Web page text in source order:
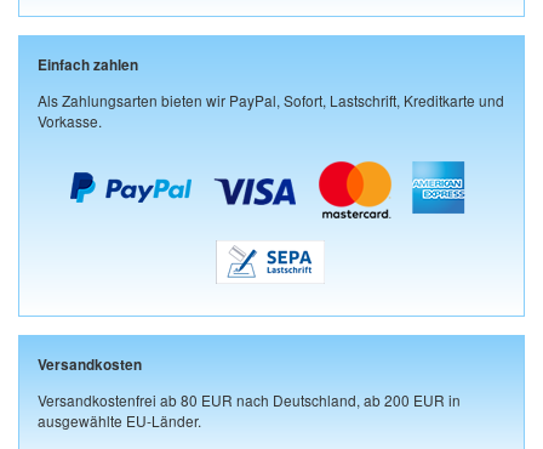
Einfach zahlen
Als Zahlungsarten bieten wir PayPal, Sofort, Lastschrift, Kreditkarte und
Vorkasse.
Versandkosten
Versandkostenfrei ab 80 EUR nach Deutschland, ab 200 EUR in
ausgewählte EU-Länder.